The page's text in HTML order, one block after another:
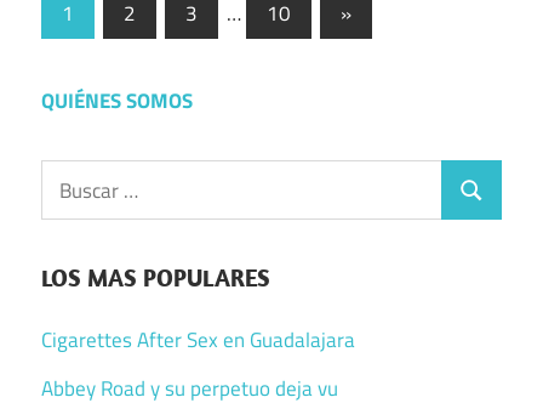
entradas
1 2 3 … 10
Entradas
siguientes
»
QUIÉNES SOMOS
Buscar:
Buscar
LOS MAS POPULARES
Cigarettes After Sex en Guadalajara
Abbey Road y su perpetuo deja vu